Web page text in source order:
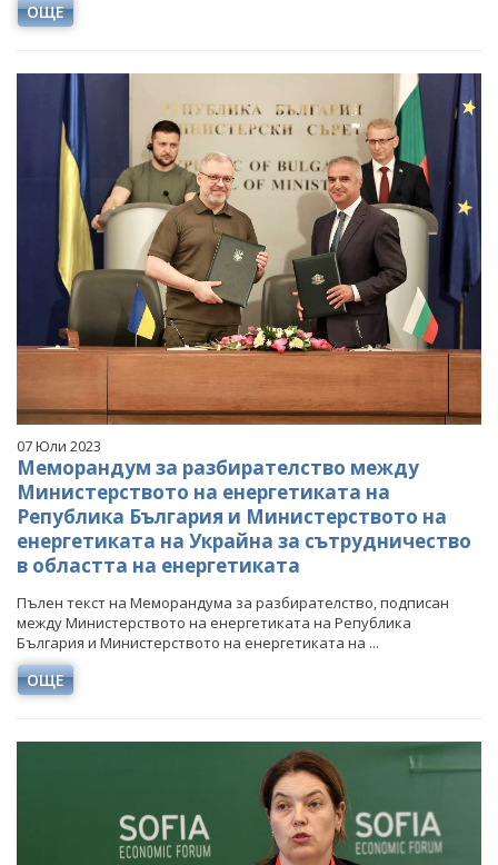
ОЩЕ
07 Юли 2023
Меморандум за разбирателство между
Министерството на енергетиката на
Република България и Министерството на
енергетиката на Украйна за сътрудничество
в областта на енергетиката
Пълен текст на Меморандума за разбирателство, подписан
между Министерството на енергетиката на Република
България и Министерството на енергетиката на ...
ОЩЕ